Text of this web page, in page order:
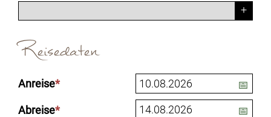
Reisedaten
Anreise*
Abreise*